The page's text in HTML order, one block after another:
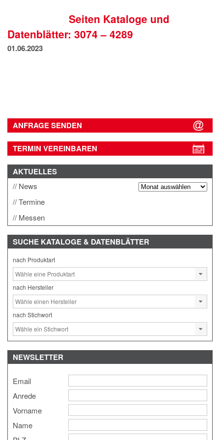
DATENSCHUTZSeiten Kataloge und
Datenblätter: 3074 – 4289
01.06.2023
ANFRAGE SENDEN
TERMIN VEREINBAREN
AKTUELLES
News
Termine
Messen
SUCHE KATALOGE & DATENBLÄTTER
nach Produktart
nach Hersteller
nach Stichwort
NEWSLETTER
Email
Anrede
Vorname
Name